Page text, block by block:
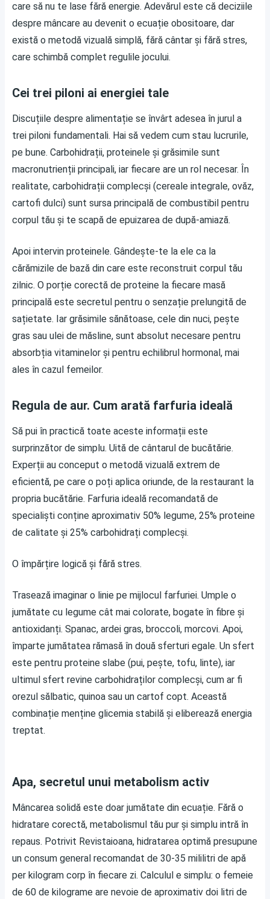
care să nu te lase fără energie. Adevărul este că deciziile
despre mâncare au devenit o ecuație obositoare, dar
există o metodă vizuală simplă, fără cântar și fără stres,
care schimbă complet regulile jocului.
Cei trei piloni ai energiei tale
Discuțiile despre alimentație se învârt adesea în jurul a
trei piloni fundamentali. Hai să vedem cum stau lucrurile,
pe bune. Carbohidrații, proteinele și grăsimile sunt
macronutrienții principali, iar fiecare are un rol necesar. În
realitate, carbohidrații complecși (cereale integrale, ovăz,
cartofi dulci) sunt sursa principală de combustibil pentru
corpul tău și te scapă de epuizarea de după-amiază.
Apoi intervin proteinele. Gândește-te la ele ca la
cărămizile de bază din care este reconstruit corpul tău
zilnic. O porție corectă de proteine la fiecare masă
principală este secretul pentru o senzație prelungită de
sațietate. Iar grăsimile sănătoase, cele din nuci, pește
gras sau ulei de măsline, sunt absolut necesare pentru
absorbția vitaminelor și pentru echilibrul hormonal, mai
ales în cazul femeilor.
Regula de aur. Cum arată farfuria ideală
Să pui în practică toate aceste informații este
surprinzător de simplu. Uită de cântarul de bucătărie.
Experții au conceput o metodă vizuală extrem de
eficientă, pe care o poți aplica oriunde, de la restaurant la
propria bucătărie. Farfuria ideală recomandată de
specialiști conține aproximativ 50% legume, 25% proteine
de calitate și 25% carbohidrați complecși.
O împărțire logică și fără stres.
Trasează imaginar o linie pe mijlocul farfuriei. Umple o
jumătate cu legume cât mai colorate, bogate în fibre și
antioxidanți. Spanac, ardei gras, broccoli, morcovi. Apoi,
împarte jumătatea rămasă în două sferturi egale. Un sfert
este pentru proteine slabe (pui, pește, tofu, linte), iar
ultimul sfert revine carbohidraților complecși, cum ar fi
orezul sălbatic, quinoa sau un cartof copt. Această
combinație menține glicemia stabilă și eliberează energia
treptat.
Apa, secretul unui metabolism activ
Mâncarea solidă este doar jumătate din ecuație. Fără o
hidratare corectă, metabolismul tău pur și simplu intră în
repaus. Potrivit Revistaioana, hidratarea optimă presupune
un consum general recomandat de 30-35 mililitri de apă
per kilogram corp în fiecare zi. Calculul e simplu: o femeie
de 60 de kilograme are nevoie de aproximativ doi litri de